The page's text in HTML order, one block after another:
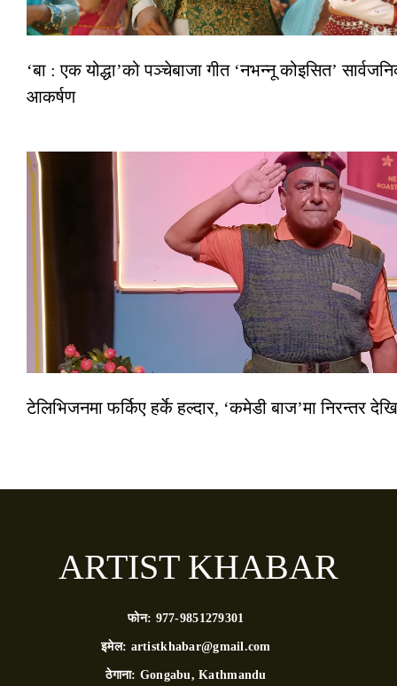
‘बा : एक योद्धा’को पञ्चेबाजा गीत ‘नभन्नू कोइसित’
आकर्षण
टेलिभिजनमा फर्किए हर्के हल्दार, ‘कमेडी बाज’मा निरन्तर
ARTIST KHABAR
फोन: 977-9851279301
इमेल: artistkhabar@gmail.com
ठेगाना: Gongabu, Kathmandu